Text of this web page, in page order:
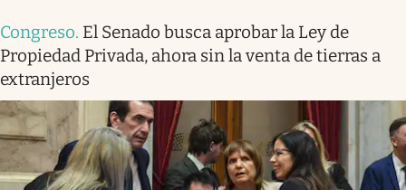
Congreso. El Senado busca aprobar la Ley de
Propiedad Privada, ahora sin la venta de tierras a
extranjeros